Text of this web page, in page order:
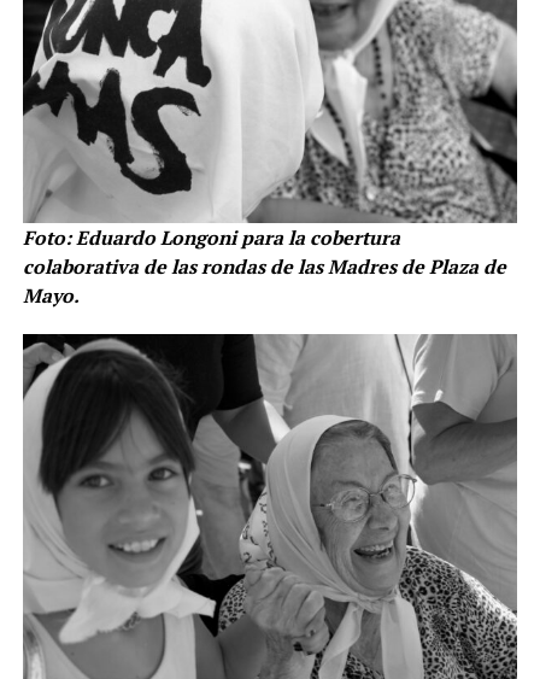
Foto: Eduardo Longoni para la cobertura
colaborativa de las rondas de las Madres de Plaza de
Mayo.